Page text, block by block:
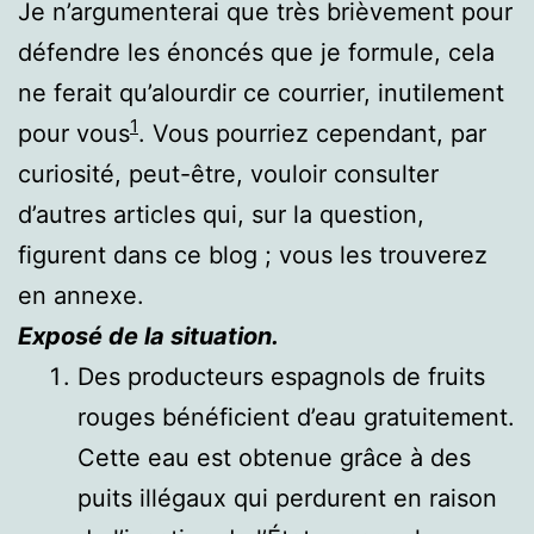
Je n’argumenterai que très brièvement pour
défendre les énoncés que je formule, cela
ne ferait qu’alourdir ce courrier, inutilement
pour vous1. Vous pourriez cependant, par
curiosité, peut-être, vouloir consulter
d’autres articles qui, sur la question,
figurent dans ce blog ; vous les trouverez
en annexe.
Exposé de la situation.
Des producteurs espagnols de fruits
rouges bénéficient d’eau gratuitement.
Cette eau est obtenue grâce à des
puits illégaux qui perdurent en raison